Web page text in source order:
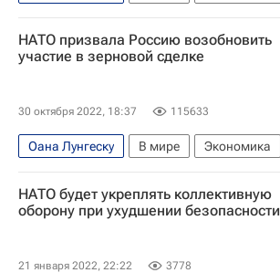
Григорий Карасин
НАТО
Совет Федерации РФ
НАТО призвала Россию возобновить
участие в зерновой сделке
30 октября 2022, 18:37 115633
Оана Лунгеску В мире
Экономика
Владимир Путин
Россия Украина
НАТО
НАТО будет укреплять коллективную
оборону при ухудшении безопасности
21 января 2022, 22:22 3778